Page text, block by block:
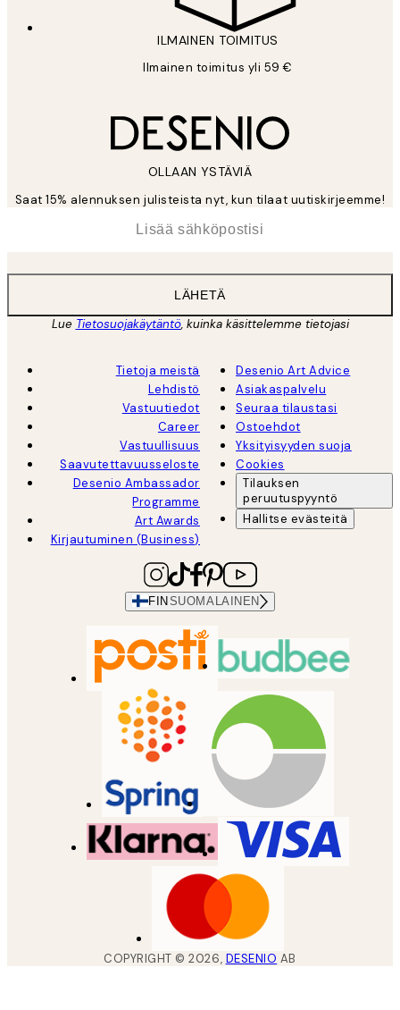
ILMAINEN TOIMITUS
Ilmainen toimitus yli 59 €
OLLAAN YSTÄVIÄ
Saat 15% alennuksen julisteista nyt, kun tilaat uutiskirjeemme!
LÄHETÄ
Lue Tietosuojakäytäntö, kuinka käsittelemme tietojasi
Tietoja meistä
Lehdistö
Vastuutiedot
Career
Vastuullisuus
Saavutettavuusseloste
Desenio Ambassador
Programme
Art Awards
Kirjautuminen (Business)
Desenio Art Advice
Asiakaspalvelu
Seuraa tilaustasi
Ostoehdot
Yksityisyyden suoja
Cookies
Tilauksen
peruutuspyyntö
Hallitse evästeitä
FIN SUOMALAINEN
COPYRIGHT ©2026, DESENIO AB